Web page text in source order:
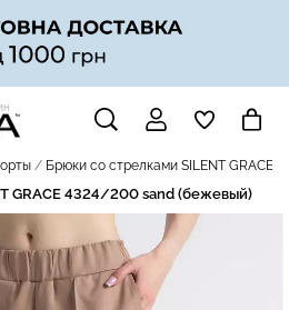
Брюки со стрелками SILENT GRACE
GRACE 4324/200 sand (бежевый)